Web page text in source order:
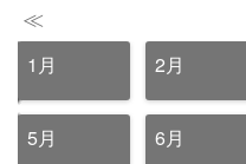
≪
1月 2月
5月 6月